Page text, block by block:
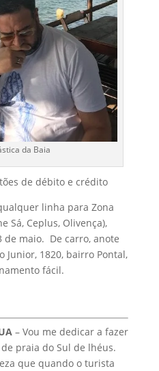
da Baia
de débito e crédito
linha para Zona
Sá, Ceplus, Olivença),
de maio. De carro, anote
Junior, 1820, bairro Pontal,
fácil.
– Vou me dedicar a fazer
praia do Sul de lhéus.
que quando o turista